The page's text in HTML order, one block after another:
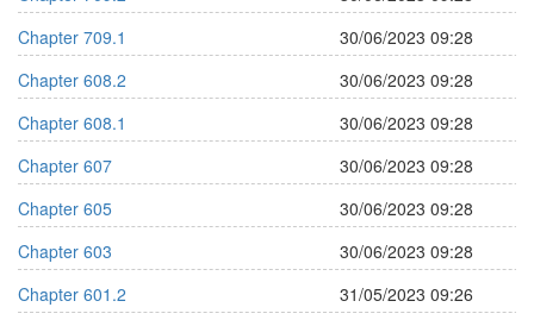
Chapter 709.1
30/06/2023 09:28
Chapter 608.2
30/06/2023 09:28
Chapter 608.1
30/06/2023 09:28
Chapter 607
30/06/2023 09:28
Chapter 605
30/06/2023 09:28
Chapter 603
30/06/2023 09:28
Chapter 601.2
31/05/2023 09:26